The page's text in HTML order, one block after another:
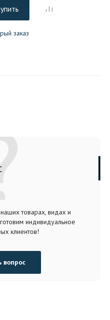
заказ
товарах, видах и
индивидуальное
клиентов!
вопрос